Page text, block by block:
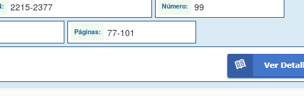
2215-2377 99
77-101